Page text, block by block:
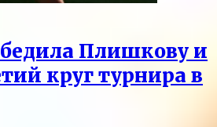
Плишкову и
круг турнира в